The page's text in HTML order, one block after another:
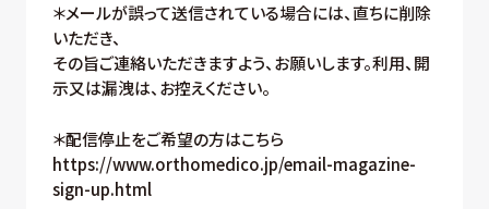
＊メールが誤って送信されている場合には、直ちに削除
いただき、
その旨ご連絡いただきますよう、お願いします。利用、開
示又は漏洩は、お控えください。
＊配信停止をご希望の方はこちら
https://www.orthomedico.jp/email-magazine-
sign-up.html